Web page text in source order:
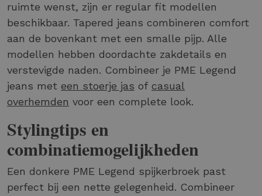
ruimte wenst, zijn er regular fit modellen
beschikbaar. Tapered jeans combineren comfort
aan de bovenkant met een smalle pijp. Alle
modellen hebben doordachte zakdetails en
verstevigde naden. Combineer je PME Legend
jeans met een stoerje jas of casual
overhemden voor een complete look.
Stylingtips en
combinatiemogelijkheden
Een donkere PME Legend spijkerbroek past
perfect bij een nette gelegenheid. Combineer